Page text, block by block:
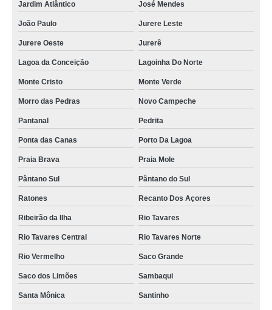
preço de aluguel de poltronas para casamento Faial
aluguel de poltronas para evento valor Costeira Do Ribeirão
locação de poltronas para casamento valor Blumenau
aluguel de cadeiras poltrona preço Ponta das Canas
valor de aluguel de cadeiras poltrona Camboriú
aluguel de mini poltrona valor Abraão
preço de poltrona para alugar Campeche Sul
aluguel de poltronas para festas valor Vargem Bom Jesus
valor de aluguel de poltronas para festas Campeche Central
preço de aluguel de poltrona reclinável Balneário Camboriú
poltrona para alugar Santo Antônio
valor de aluguel de poltrona reclinável Alto Ribeirão
aluguel poltrona Bom Abrigo
Jardim Atlântico José Mendes
João Paulo Jurere Leste
Jurere Oeste Jurerê
Lagoa da Conceição Lagoinha Do Norte
Monte Cristo Monte Verde
Morro das Pedras Novo Campeche
Pantanal Pedrita
Ponta das Canas Porto Da Lagoa
Praia Brava Praia Mole
Pântano Sul Pântano do Sul
Ratones Recanto Dos Açores
Ribeirão da Ilha Rio Tavares
Rio Tavares Central Rio Tavares Norte
Rio Vermelho Saco Grande
Saco dos Limões Sambaqui
Santa Mônica Santinho